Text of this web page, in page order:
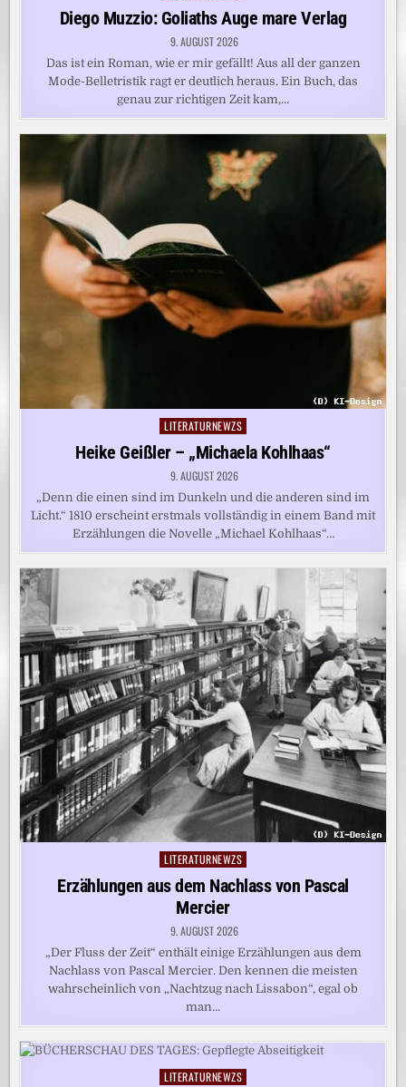
in
Diego Muzzio: Goliaths Auge mare Verlag
9. AUGUST 2026
Das ist ein Roman, wie er mir gefällt! Aus all der ganzen
Mode-Belletristik ragt er deutlich heraus. Ein Buch, das
genau zur richtigen Zeit kam,…
Posted
LITERATURNEWZS
Heike Geißler – „Michaela Kohlhaas“
9. AUGUST 2026
„Denn die einen sind im Dunkeln und die anderen sind im
Licht.“ 1810 erscheint erstmals vollständig in einem Band mit
Erzählungen die Novelle „Michael Kohlhaas“…
Posted
LITERATURNEWZS
Erzählungen aus dem Nachlass von Pascal
Mercier
9. AUGUST 2026
„Der Fluss der Zeit“ enthält einige Erzählungen aus dem
Nachlass von Pascal Mercier. Den kennen die meisten
wahrscheinlich von „Nachtzug nach Lissabon“, egal ob
man…
Posted
LITERATURNEWZS